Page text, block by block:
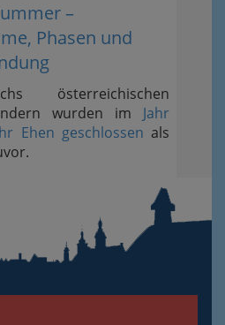
–
Phasen und
österreichischen
wurden im Jahr
Ehen geschlossen als